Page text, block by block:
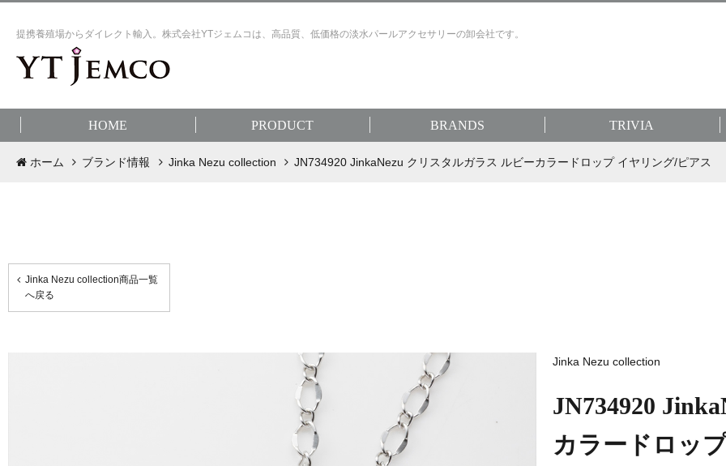
提携養殖場からダイレクト輸入。株式会社YTジェムコは、高品質、低価格の淡水パールアクセサリーの卸会社です。
HOME PRODUCT BRANDS TRIVIA
ホーム ブランド情報 Jinka Nezu collection JN734920 JinkaNezu クリスタルガラス ルビーカラードロップ イヤリング/ピアス
Jinka Nezu collection商品一覧
へ戻る
Jinka Nezu collection
JN734920
カラードロッ